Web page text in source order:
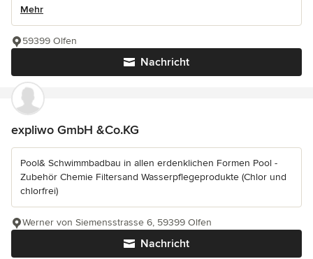
Mehr
Nachricht
59399 Olfen
expliwo GmbH &Co.KG
Pool& Schwimmbadbau in allen erdenklichen Formen Pool -
Zubehör Chemie Filtersand Wasserpflegeprodukte (Chlor und
chlorfrei)
Nachricht
Werner von Siemensstrasse 6, 59399 Olfen